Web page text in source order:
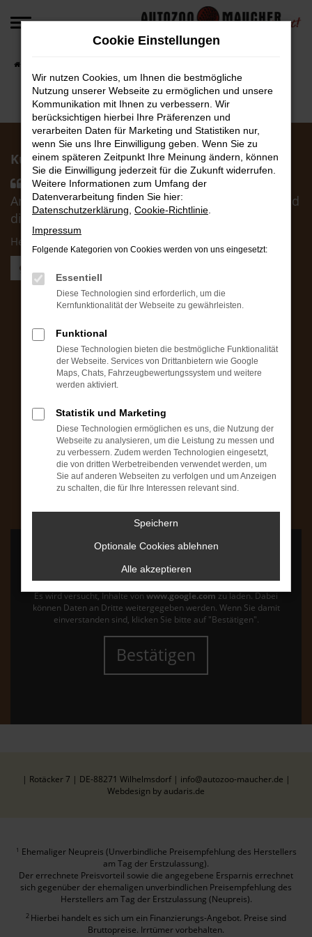
Zum
Kunden über uns:
Händler hat uns sehr schnell passende
Angebote zukommen lassen. Die Abwicklung und
die Zusagen wurden korrekt eingehalten ....
Herr Otto F.
AutoZoo Verkauf
Samstag: 09:00 bis 14:00 Uhr
Fahrzeugbesichtigungen (ohne Verkauf) auch
außerhalb unseren Geschäftszeiten möglich
AutoZoo Werkstatt
Mo bis Fr: 08:00 bis 12:00 Uhr & 13:00 bis 17:00 Uhr
Samstag: 09:00 bis 12:00 Uhr
Es wird versucht, Inhalte vonwww.google.comzu laden. Dabei
können Daten an Dritte weitergegeben werden. Wenn Sie damit
einverstanden sind, klicken Sie bitte auf "Bestätigen".
Bestätigen
| Rotäcker 7 | DE-88271 Wilhelmsdorf | info@autozoo-maucher.de |
Webdesign by audaris.de
1 Ehemaliger Neupreis (Unverbindliche Preisempfehlung des Herstellers
am Tag der Erstzulassung).
Der errechnete Preisvorteil sowie die angegebene Ersparnis errechnet
sich gegenüber der ehemaligen unverbindlichen Preisempfehlung des
Herstellers am Tag der Erstzulassung (Neupreis).
2 Hierbei handelt es sich um ein Finanzierungs-Angebot. Preise sind
Bruttopreise. Irrtümer vorbehalten.
Cookie Einstellungen
Wir nutzen Cookies, um Ihnen die bestmögliche
Nutzung unserer Webseite zu ermöglichen und unsere
Kommunikation mit Ihnen zu verbessern. Wir
berücksichtigen hierbei Ihre Präferenzen und
verarbeiten Daten für Marketing und Statistiken nur,
wenn Sie uns Ihre Einwilligung geben. Wenn Sie zu
einem späteren Zeitpunkt Ihre Meinung ändern, können
Sie die Einwilligung jederzeit für die Zukunft widerrufen.
Weitere Informationen zum Umfang der
Datenverarbeitung finden Sie hier:
Datenschutzerklärung Cookie-Richtlinie
Impressum
Folgende Kategorien von Cookies werden von uns eingesetzt:
Essentiell
Diese Technologien sind erforderlich, um die
Kernfunktionalität der Webseite zu gewährleisten.
Funktional
Diese Technologien bieten die bestmögliche Funktionalität
der Webseite. Services von Drittanbietern wie Google
Maps, Chats, Fahrzeugbewertungssystem und weitere
werden aktiviert.
Statistik und Marketing
Diese Technologien ermöglichen es uns, die Nutzung der
Webseite zu analysieren, um die Leistung zu messen und
zu verbessern. Zudem werden Technologien eingesetzt,
die von dritten Werbetreibenden verwendet werden, um
Sie auf anderen Webseiten zu verfolgen und um Anzeigen
zu schalten, die für Ihre Interessen relevant sind.
Speichern
Optionale Cookies ablehnen
Alle akzeptieren